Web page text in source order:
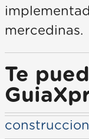
mercedinas.
Te